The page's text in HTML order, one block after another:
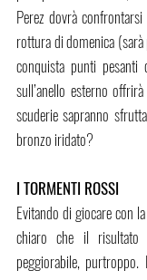
Perez dovrà
rottura di domenica
conquista punti pesanti
sull’anello esterno
scuderie sapranno
bronzo iridato?
I TORMENTI ROSSI
Evitando di giocare con
chiaro che il
peggiorabile,